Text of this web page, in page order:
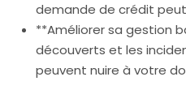
demande de crédit
**Améliorer sa gestion
découverts et les
peuvent nuire à votre